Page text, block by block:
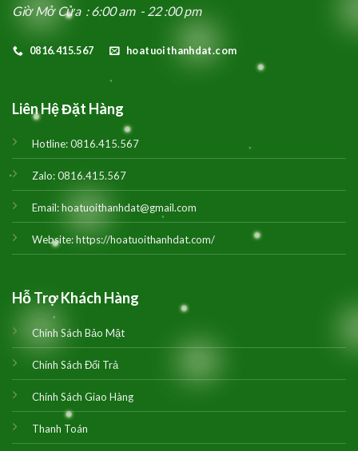
Giờ Mở Cửa : 6:00 am - 22 :00 pm
0816.415.567 hoatuoithanhdat.com
Liên Hệ Đặt Hàng
Hotline:0816.415.567
Zalo:0816.415.567
Email:hoatuoithanhdat@gmail.com
Website:https://hoatuoithanhdat.com/
Hỗ Trợ Khách Hàng
Chính Sách Bảo Mật
Chính Sách Đổi Trả
Chính Sách Giao Hàng
Thanh Toán